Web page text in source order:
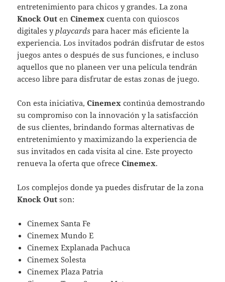
entretenimiento para chicos y grandes. La zona
Knock Out enCinemex cuenta con quioscos
digitales y playcards para hacer más eficiente la
experiencia. Los invitados podrán disfrutar de estos
juegos antes o después de sus funciones, e incluso
aquellos que no planeen ver una película tendrán
acceso libre para disfrutar de estas zonas de juego.
Con esta iniciativa,Cinemex continúa demostrando
su compromiso con la innovación y la satisfacción
de sus clientes, brindando formas alternativas de
entretenimiento y maximizando la experiencia de
sus invitados en cada visita al cine. Este proyecto
renueva la oferta que ofreceCinemex.
Los complejos donde ya puedes disfrutar de la zona
Knock Out son:
Cinemex Santa Fe
Cinemex Mundo E
Cinemex Explanada Pachuca
Cinemex Solesta
Cinemex Plaza Patria